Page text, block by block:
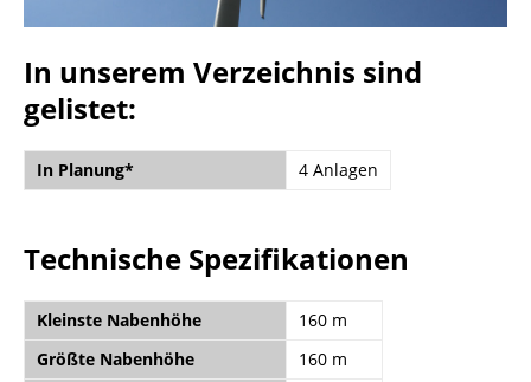
In unserem Verzeichnis sind
gelistet:
In Planung* 4 Anlagen
Technische Spezifikationen
Kleinste Nabenhöhe
160 m
Größte Nabenhöhe
160 m